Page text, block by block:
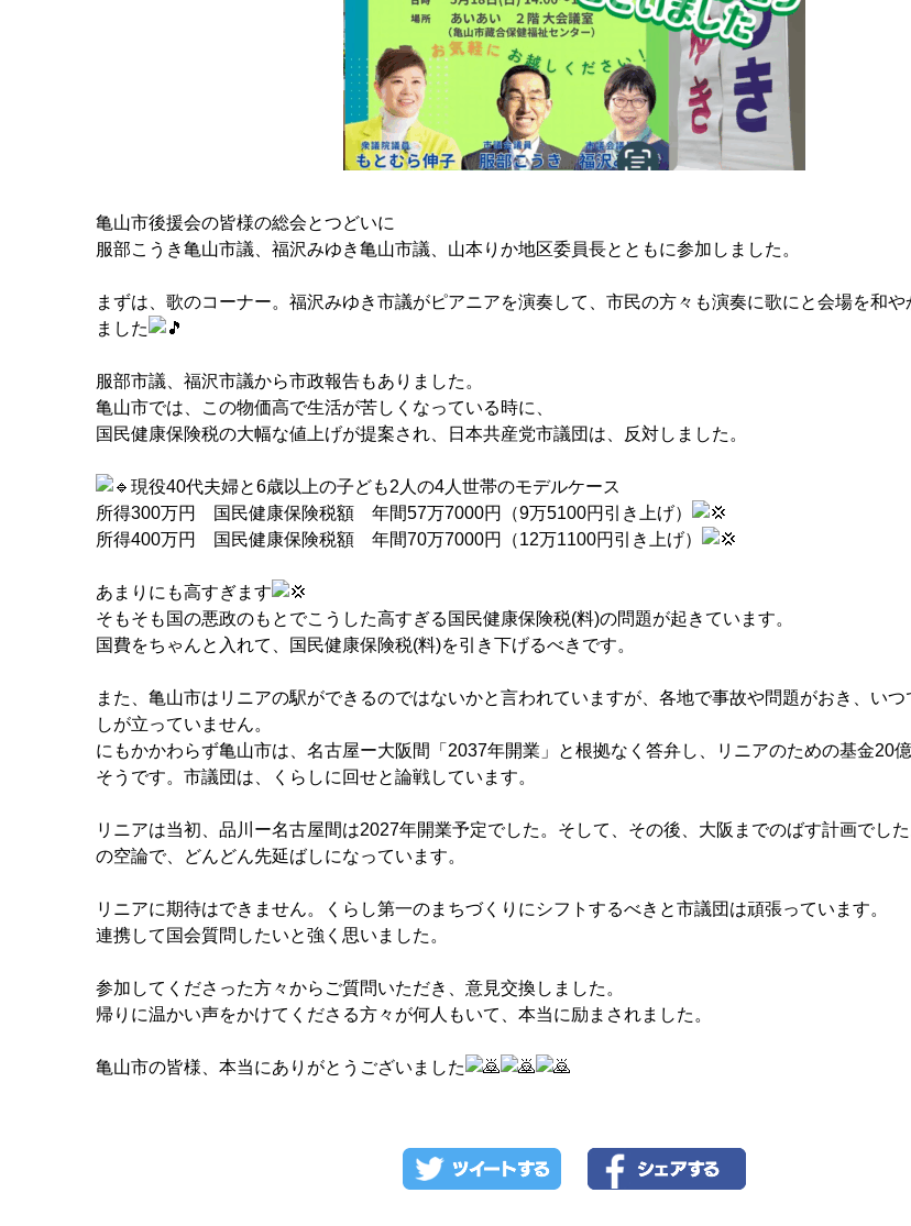
亀山市後援会の皆様の総会とつどいに
服部こうき亀山市議、 福沢みゆき亀山市議、 山本りか地区委員長とともに参加しました。
まずは、歌のコーナー。福沢みゆき市議がピアニアを演奏して、市民の方々も演奏に歌にと会場を和
ました
服部市議、福沢市議から市政報告もありました。
亀山市では、この物価高で生活が苦しくなっている時に、
国民健康保険税の大幅な値上げが提案され、日本共産党市議団は、反対しました。
現役40代夫婦と6歳以上の子ども2人の4人世帯のモデルケース
所得300万円 国民健康保険税額 年間57万7000円（9万5100円引き上げ）
所得400万円 国民健康保険税額 年間70万7000円（12万1100円引き上げ）
あまりにも高すぎます
そもそも国の悪政のもとでこうした高すぎる国民健康保険税(料)の問題が起きています。
国費をちゃんと入れて、国民健康保険税(料)を引き下げるべきです。
また、亀山市はリニアの駅ができるのではないかと言われていますが、各地で事故や問題がおき、いつ
しが立っていません。
にもかかわらず亀山市は、名古屋ー大阪間「2037年開業」と根拠なく答弁し、リニアのための基金20
そうです。市議団は、くらしに回せと論戦しています。
リニアは当初、品川ー名古屋間は2027年開業予定でした。そして、その後、大阪までのばす計画でし
の空論で、どんどん先延ばしになっています。
リニアに期待はできません。くらし第一のまちづくりにシフトするべきと市議団は頑張っています。
連携して国会質問したいと強く思いました。
参加してくださった方々からご質問いただき、意見交換しました。
帰りに温かい声をかけてくださる方々が何人もいて、本当に励まされました。
亀山市の皆様、本当にありがとうございました